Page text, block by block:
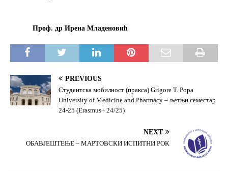
Проф. др Ирена Младеновић
PREVIOUS
Студентска мобилност (пракса) Grigore T. Popa
University of Medicine and Pharmacy – љетњи семестар
24-25 (Erasmus+ 24/25)
NEXT
OБАВЈЕШТЕЊЕ – МАРТОВСКИ ИСПИТНИ РОК